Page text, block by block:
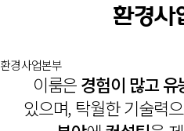
환경사
환경사업본부
이룸은경험이 많고 유
있으며, 탁월한 기술력